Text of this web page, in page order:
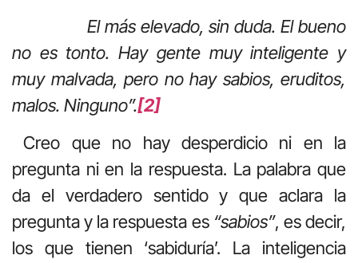
El más elevado, sin duda. El bueno
no es tonto. Hay gente muy inteligente y
muy malvada, pero no hay sabios, eruditos,
malos. Ninguno”.[2]
Creo que no hay desperdicio ni en la
pregunta ni en la respuesta. La palabra que
da el verdadero sentido y que aclara la
pregunta y la respuesta es “sabios”, es decir,
los que tienen ‘sabiduría’. La inteligencia